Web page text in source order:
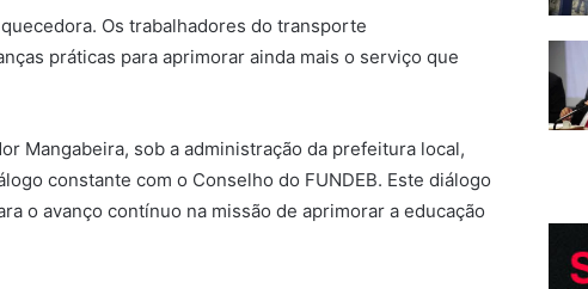
Os trabalhadores do transporte
práticas para aprimorar ainda mais o serviço que
Mangabeira, sob a administração da prefeitura local,
constante com o Conselho do FUNDEB. Este diálogo
o avanço contínuo na missão de aprimorar a educação